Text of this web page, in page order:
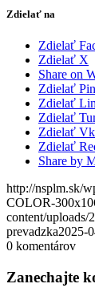
Zdielať na
Zdielať
Zdielať X
Share on
Zdielať
Zdielať
Zdielať
Zdielať Vk
Zdielať
Share by
http://nsplm.sk/
COLOR-
content/
prevadzka2025-
0 komentárov
Zanechajte